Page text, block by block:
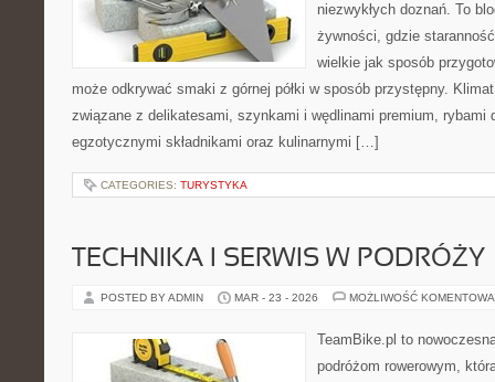
niezwykłych doznań. To
żywności, gdzie
wielkie jak sposób
może odkrywać smaki z górnej półki w sposób przystępny.
związane z delikatesami, szynkami i wędlinami premium, rybami
egzotycznymi składnikami oraz kulinarnymi […]
CATEGORIES: TURYSTYKA
TECHNIKA I SERWIS W PODRÓŻY
POSTED BY ADMIN MAR - 23 - 2026 MOŻLIWOŚĆ
TeamBike.pl to
podróżom rowerowym,